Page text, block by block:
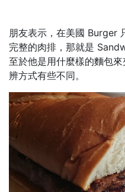
朋友表示，在美國 Burger
完整的肉排，那就是
至於他是用什麼樣的麵包
辨方式有些不同。